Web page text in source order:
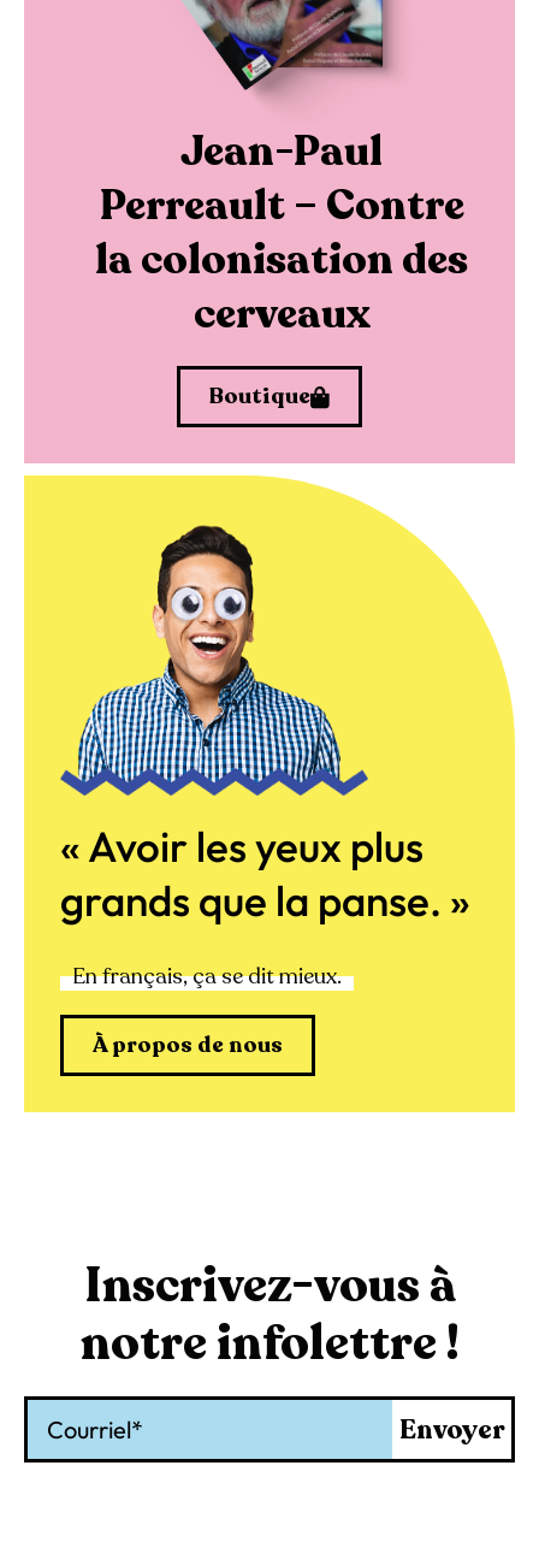
Jean-Paul
Perreault – Contre
la colonisation des
cerveaux
Boutique
« Avoir les yeux plus
grands que la panse. »
En français, ça se dit mieux.
À propos de nous
Inscrivez-vous à
notre infolettre !
Envoyer